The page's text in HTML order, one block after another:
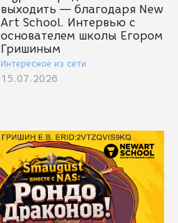
выходить — благодаря New
Art School. Интервью с
основателем школы Егором
Гришиным
Интересное из сети
15.07.2026